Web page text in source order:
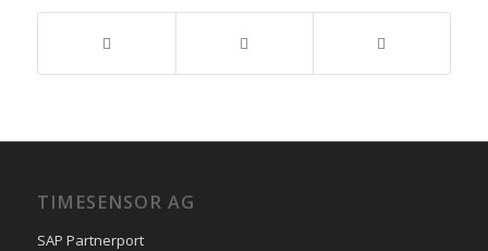
TIMESENSOR AG
SAP Partnerport